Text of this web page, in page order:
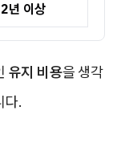
년 이상
유지 비용을 생각
다.